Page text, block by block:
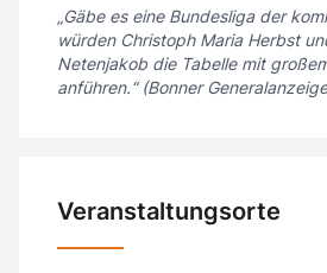
„Gäbe es eine Bundesliga der
würden Christoph Maria Herbst
Netenjakob die Tabelle mit
anführen.“ (Bonner
Veranstaltungsorte